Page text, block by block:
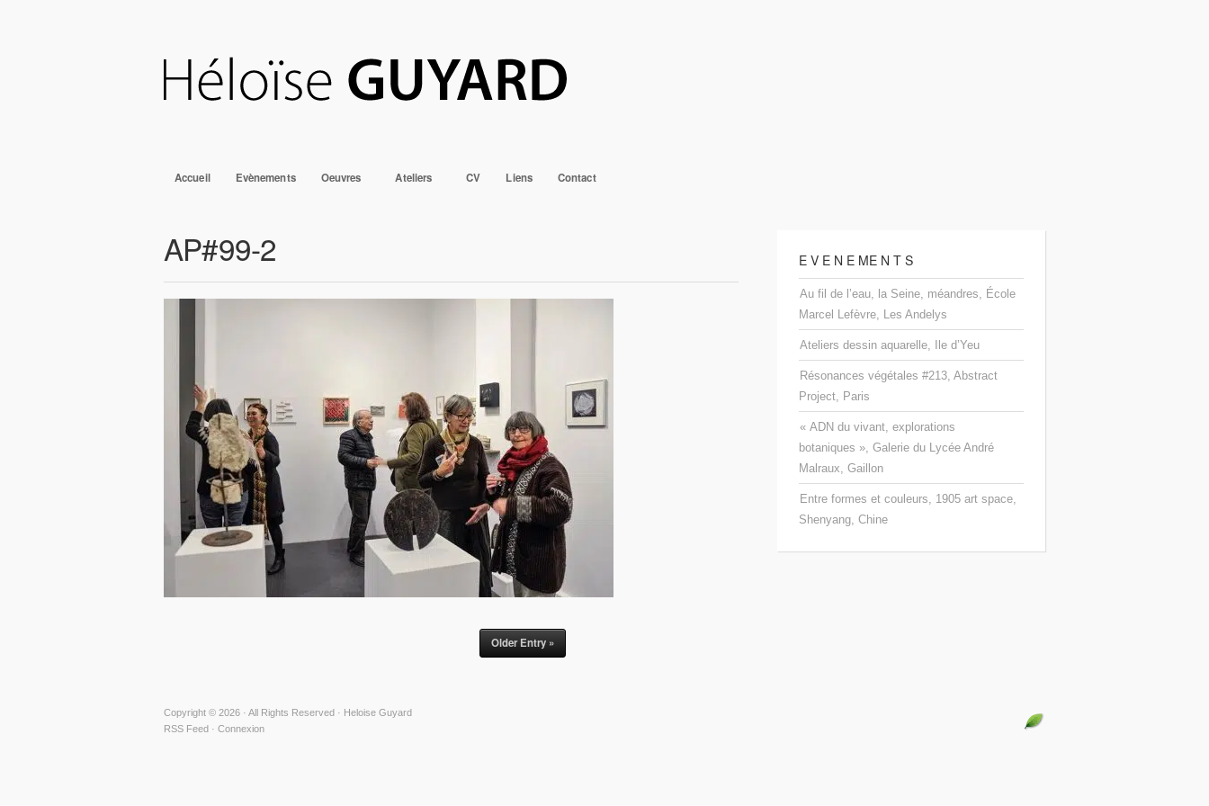
Accueil Evènements Oeuvres Ateliers CV Liens Contact
AP#99-2
Older Entry »
E V E N E ME N T S
Au fil de l’eau, la Seine, méandres, École
Marcel Lefèvre, Les Andelys
Ateliers dessin aquarelle, Ile d’Yeu
Résonances végétales #213, Abstract
Project, Paris
« ADN du vivant, explorations
botaniques », Galerie du Lycée André
Malraux, Gaillon
Entre formes et couleurs, 1905 art space,
Shenyang, Chine
Copyright © 2026 · All Rights Reserved · Heloise Guyard
RSS Feed · Connexion